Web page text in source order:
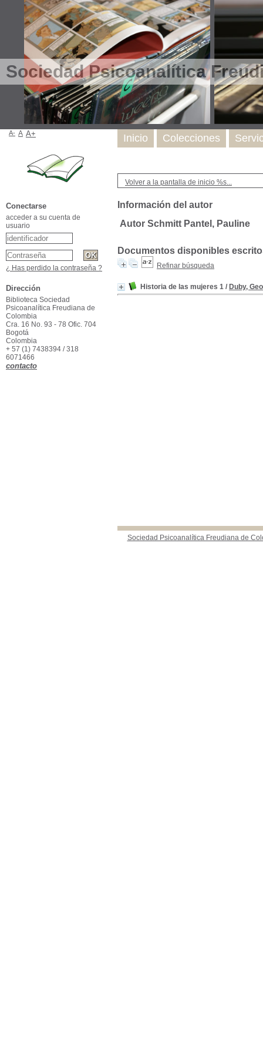
Sociedad Psicoanalítica
Volver a la pantalla de inicio %s...
Información del autor
Autor Schmitt Pantel, Pauline
Documentos disponibles
Refinar búsqueda
Historia de las mujeres 1 / Duby,
Sociedad Psicoanalítica Freudiana de
Inicio Colecciones
A- A A+
Conectarse
acceder a su cuenta de
usuario
¿ Has perdido la contraseña ?
Dirección
Biblioteca Sociedad
Psicoanalítica Freudiana de
Colombia
Cra. 16 No. 93 - 78 Ofic. 704
Bogotá
Colombia
+ 57 (1) 7438394 / 318
6071466
contacto